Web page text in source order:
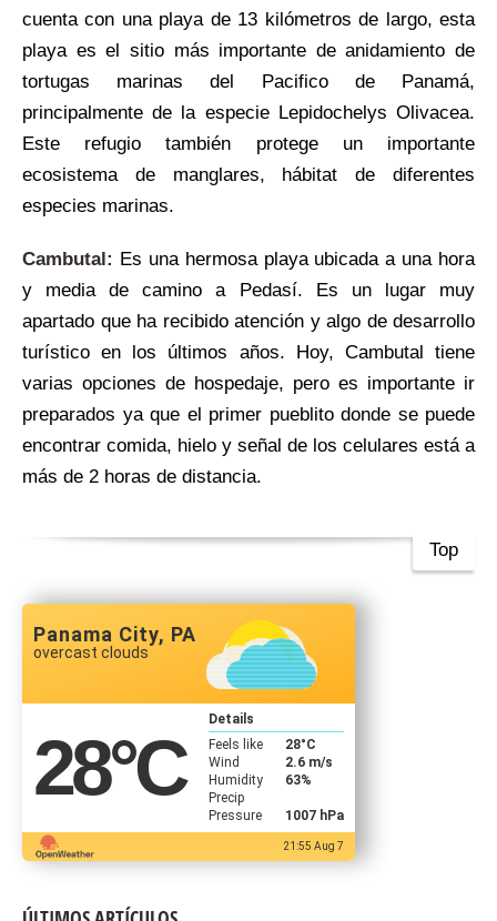
cuenta con una playa de 13 kilómetros de largo, esta
playa es el sitio más importante de anidamiento de
tortugas marinas del Pacifico de Panamá,
principalmente de la especie Lepidochelys Olivacea.
Este refugio también protege un importante
ecosistema de manglares, hábitat de diferentes
especies marinas.
Cambutal: Es una hermosa playa ubicada a una hora
y media de camino a Pedasí. Es un lugar muy
apartado que ha recibido atención y algo de desarrollo
turístico en los últimos años. Hoy, Cambutal tiene
varias opciones de hospedaje, pero es importante ir
preparados ya que el primer pueblito donde se puede
encontrar comida, hielo y señal de los celulares está a
más de 2 horas de distancia.
Top
Panama City, PA
overcast clouds
28°C
Details
Feels like
28°C
Wind
2.6 m/s
Humidity
63%
Precip
Pressure
1007 hPa
21:55 Aug 7